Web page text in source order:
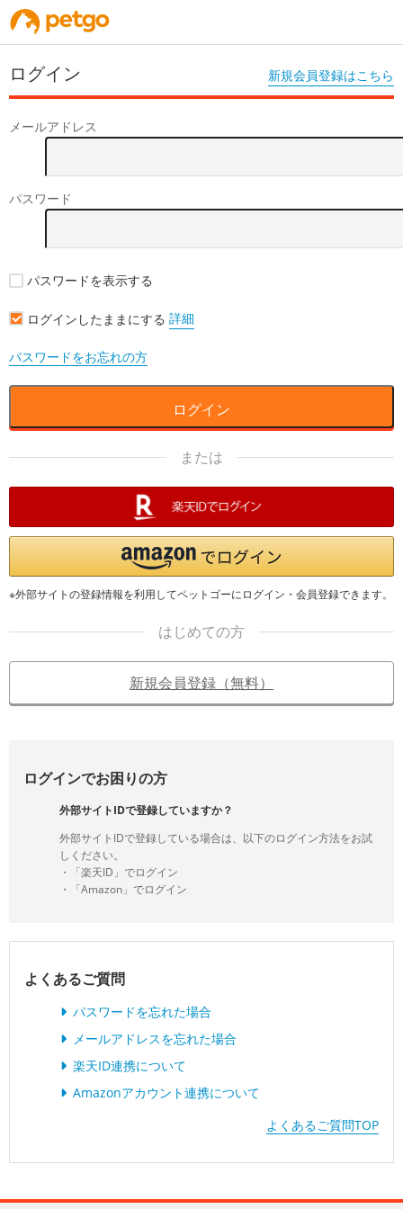
ログイン 新規会員登録はこちら
メールアドレス
パスワード
パスワードを表示する
ログインしたままにする 詳細
パスワードをお忘れの方
ログイン
または
※外部サイトの登録情報を利用してペットゴーにログイン・会員登録できます。
はじめての方
新規会員登録（無料）
ログインでお困りの方
外部サイトIDで登録していますか？
外部サイトIDで登録している場合は、以下のログイン方法をお試
しください。
・「楽天ID」でログイン
・「Amazon」でログイン
よくあるご質問
パスワードを忘れた場合
メールアドレスを忘れた場合
楽天ID連携について
Amazonアカウント連携について
よくあるご質問TOP